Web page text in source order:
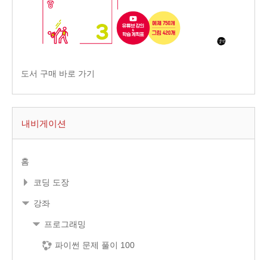
도서 구매 바로 가기
내비게이션
홈
코딩 도장
강좌
프로그래밍
파이썬 문제 풀이 100